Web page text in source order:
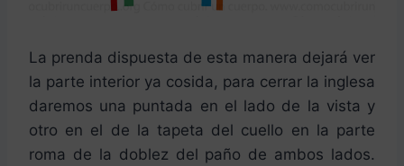
La prenda dispuesta de esta manera dejará ver
la parte interior ya cosida, para cerrar la inglesa
daremos una puntada en el lado de la vista y
otro en el de la tapeta del cuello en la parte
roma de la doblez del paño de ambos lados.